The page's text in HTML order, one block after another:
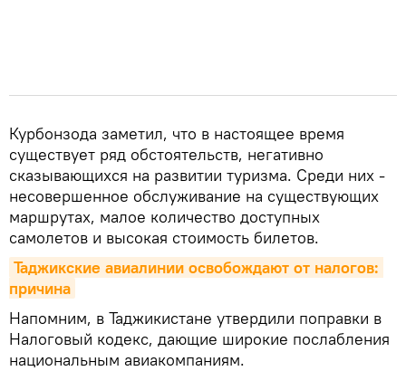
Курбонзода заметил, что в настоящее время
существует ряд обстоятельств, негативно
сказывающихся на развитии туризма. Среди них -
несовершенное обслуживание на существующих
маршрутах, малое количество доступных
самолетов и высокая стоимость билетов.
Таджикские авиалинии освобождают от налогов:
причина
Напомним, в Таджикистане утвердили поправки в
Налоговый кодекс, дающие широкие послабления
национальным авиакомпаниям.